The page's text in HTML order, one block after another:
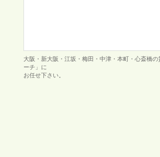
大阪・新大阪・江坂・梅田・中津・本町・心斎橋
ーチ」に
お任せ下さい。